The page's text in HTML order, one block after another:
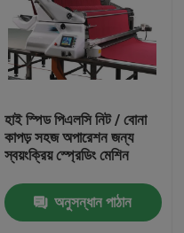
হাই স্পিড পিএলসি নিট / বোনা
কাপড় সহজ অপারেশন জন্য
স্বয়ংক্রিয় স্প্রেডিং মেশিন
অনুসন্ধান পাঠান